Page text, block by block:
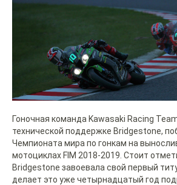
Гоночная команда Kawasaki Racing
технической поддержке Bridgestone,
Чемпионата мира по гонкам на
мотоциклах FIM 2018-2019. Стоит
Bridgestone завоевала свой первый
делает это уже четырнадцатый год